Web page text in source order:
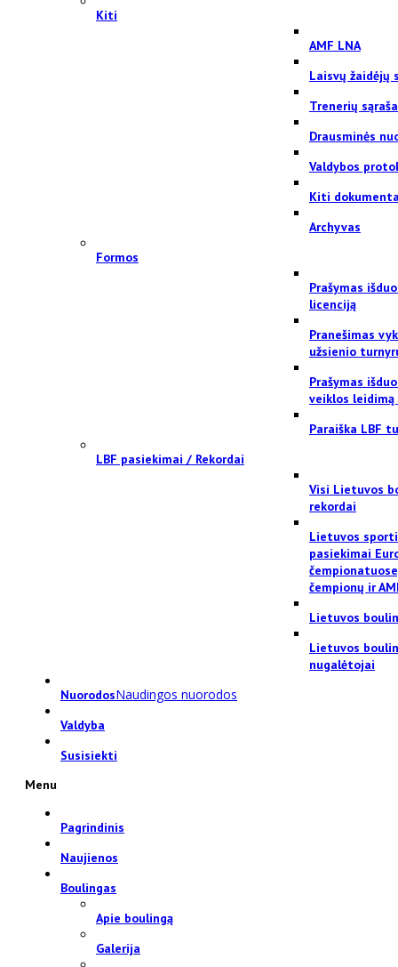
Kiti
AMF LNA
Laisvų žaidėjų
Trenerių
Drausminės
Valdybos
Kiti
Archyvas
Formos
Prašymas
licenciją
Pranešimas
užsienio
Prašymas
veiklos leidimą
Paraiška LBF
LBF pasiekimai / Rekordai
Visi Lietuvos
rekordai
Lietuvos
pasiekimai
čempionų ir
Lietuvos
Lietuvos
nugalėtojai
NuorodosNaudingos nuorodos
Valdyba
Susisiekti
Menu
Pagrindinis
Naujienos
Boulingas
Apie boulingą
Galerija